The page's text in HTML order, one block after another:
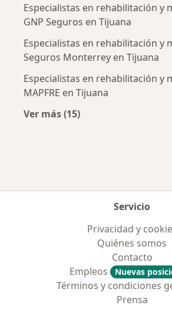
Especialistas en rehabilitación y
GNP Seguros en Tijuana
Especialistas en rehabilitación y
Seguros Monterrey en Tijuana
Especialistas en rehabilitación y
MAPFRE en Tijuana
Ver más (15)
Servicio
Privacidad y
Quiénes somos
Contacto
Empleos
Nuevas
Términos y condiciones
Prensa